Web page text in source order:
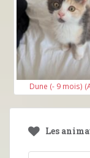
Dune (- 9 mois)
Les